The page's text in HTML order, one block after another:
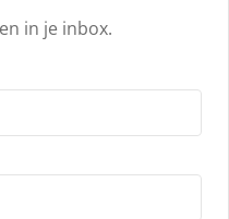
in je inbox.